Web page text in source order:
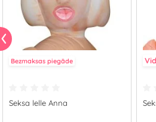
Bezmaksas piegāde
Seksa lelle Anna